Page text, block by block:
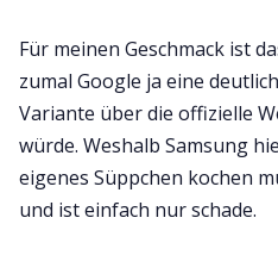
Für meinen Geschmack ist
zumal Google ja eine
Variante über die offizielle
würde. Weshalb Samsung
eigenes Süppchen kochen
und ist einfach nur schade.